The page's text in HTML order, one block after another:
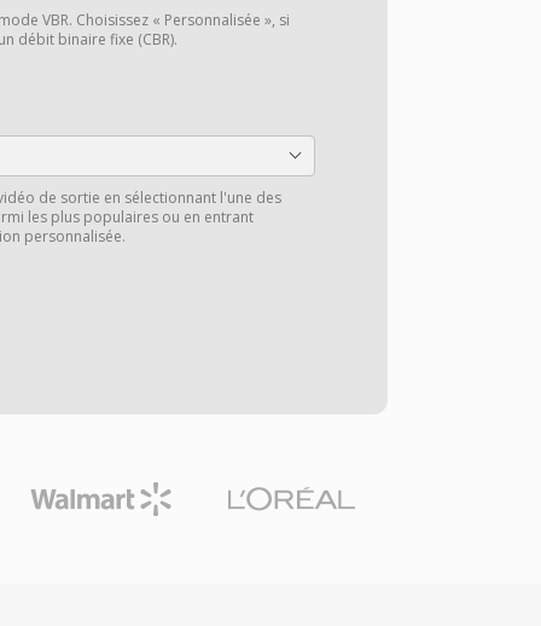
VBR. Choisissez « Personnalisée », si
débit binaire fixe (CBR).
de sortie en sélectionnant l'une des
les plus populaires ou en entrant
personnalisée.